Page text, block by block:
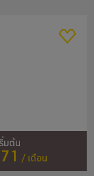
มต้น
/ เดือน